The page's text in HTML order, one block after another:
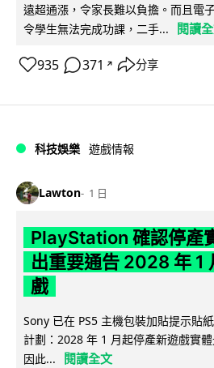
遠超通漲，令家長難以負擔。而且電
令學生無法完成功課，二手...
閱讀
935 371 ↗ 分享
科技娛樂 遊戲情報
Lawton 1 日
PlayStation 確認停產
出重要通告 2028 年 1
戲
Sony 已在 PS5 主機包裝加貼提示貼
計劃：2028 年 1 月起停產新遊戲實
因此...
閱讀全文